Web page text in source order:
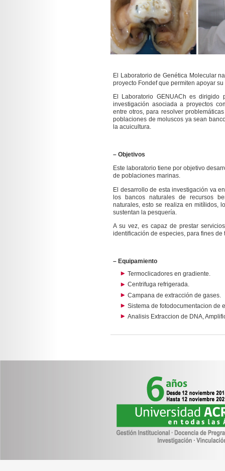
El Laboratorio de Genética Molecular
proyecto Fondef que permiten apoyar
El Laboratorio GENUACh es
investigación asociada a proyectos
entre otros, para resolver
poblaciones de moluscos ya sean
la acuicultura.
– Objetivos
Este laboratorio tiene por objetivo
de poblaciones marinas.
El desarrollo de esta investigación va
los bancos naturales de recursos
naturales, esto se realiza en mitílidos,
sustentan la pesquería.
A su vez, es capaz de prestar
identificación de especies, para fines
– Equipamiento
Termoclicadores en gradiente.
Centrifuga refrigerada.
Campana de extracción de gases.
Sistema de fotodocumentacion de
Analisis Extraccion de DNA,